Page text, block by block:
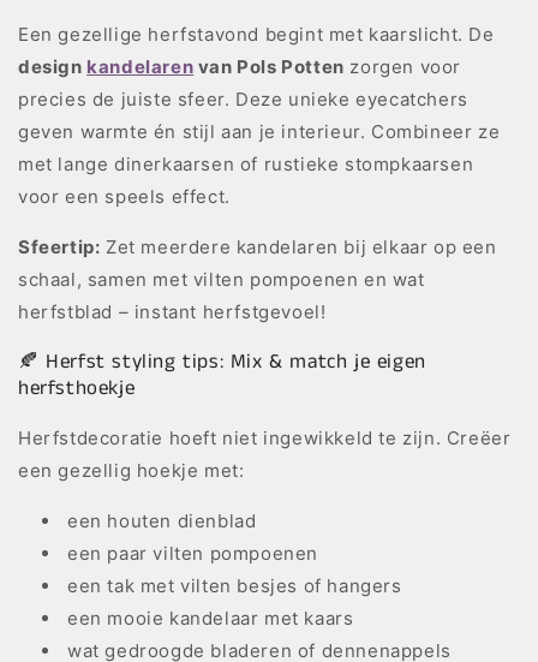
Een gezellige herfstavond begint met kaarslicht. De
design kandelaren van Pols Potten zorgen voor
precies de juiste sfeer. Deze unieke eyecatchers
geven warmte én stijl aan je interieur. Combineer ze
met lange dinerkaarsen of rustieke stompkaarsen
voor een speels effect.
Sfeertip: Zet meerdere kandelaren bij elkaar op een
schaal, samen met vilten pompoenen en wat
herfstblad – instant herfstgevoel!
🍂 Herfst styling tips: Mix & match je eigen
herfsthoekje
Herfstdecoratie hoeft niet ingewikkeld te zijn. Creëer
een gezellig hoekje met:
een houten dienblad
een paar vilten pompoenen
een tak met vilten besjes of hangers
een mooie kandelaar met kaars
wat gedroogde bladeren of dennenappels